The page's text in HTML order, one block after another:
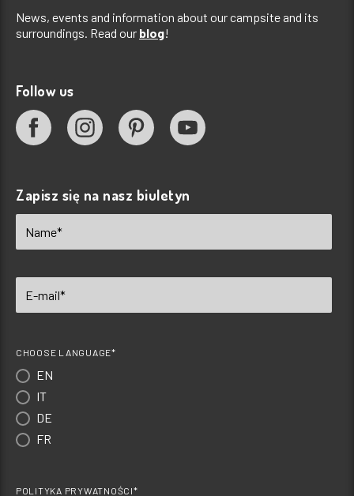
News, events and information about our campsite and its
surroundings. Read our blog!
Follow us
Zapisz się na nasz biuletyn
CHOOSE LANGUAGE*
EN
IT
DE
FR
POLITYKA PRYWATNOŚCI*